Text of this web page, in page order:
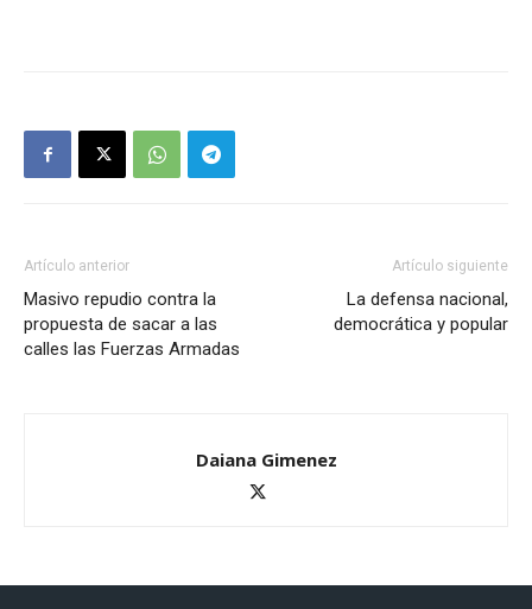
Artículo anterior
Masivo repudio contra la
propuesta de sacar a las
calles las Fuerzas Armadas
Artículo siguiente
La defensa nacional,
democrática y popular
Daiana Gimenez